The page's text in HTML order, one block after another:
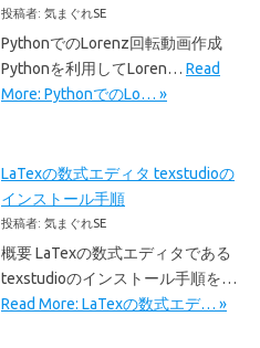
投稿者: 気まぐれSE
PythonでのLorenz回転動画作成
Pythonを利用してLoren… Read
More: PythonでのLo… »
LaTexの数式エディタ texstudioの
インストール手順
投稿者: 気まぐれSE
概要 LaTexの数式エディタである
texstudioのインストール手順を…
Read More: LaTexの数式エデ… »